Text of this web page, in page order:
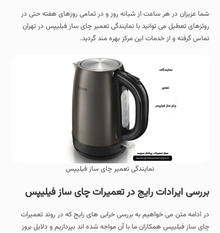
شما عزیزان در هر ساعت از شبانه روز و در تمامی روزهای هفته حتی در
روئزهای تعطیل می توانید با نمایندگی تعمیر چای ساز فیلیپس در تهران
تماس گرفته و از خدمات این مرکز بهره مند گردید.
نمایندگی تعمیر چای ساز فیلیپس
بررسی ایرادات رایج در تعمیرات چای ساز فیلیپس
در ادامه متن می خواهیم به بررسی خرابی های رایج که در روند تعمیرات
چای ساز فیلیپس همکاران ما با آن مواجه شده اند بپردازیم و دلایل بروز